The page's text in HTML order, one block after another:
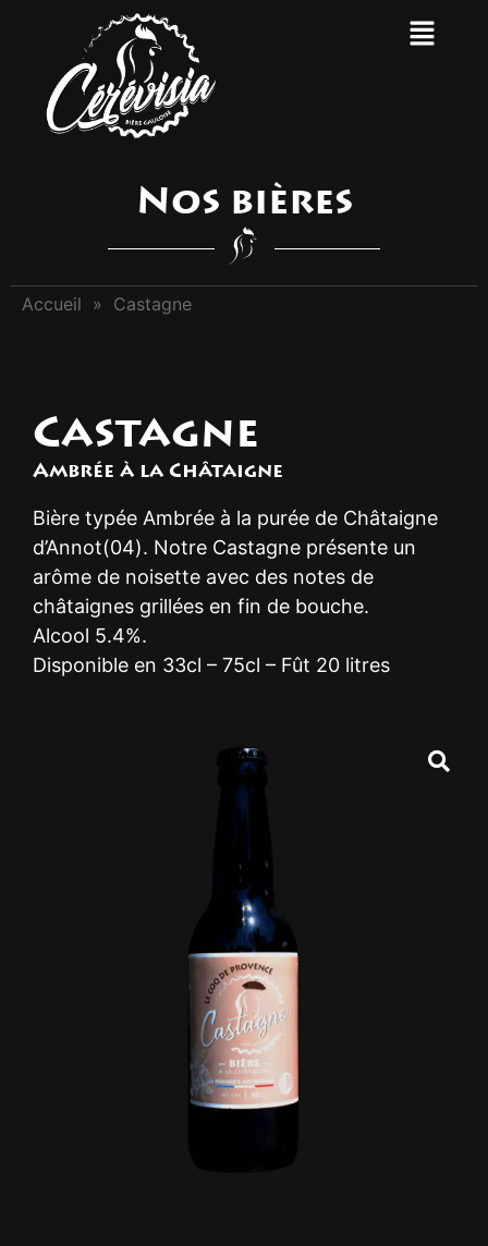
Nos bières
Accueil » Castagne
Castagne
Ambrée à la Châtaigne
Bière typée Ambrée à la purée de Châtaigne
d’Annot(04). Notre Castagne présente un
arôme de noisette avec des notes de
châtaignes grillées en fin de bouche.
Alcool 5.4%.
Disponible en 33cl – 75cl – Fût 20 litres